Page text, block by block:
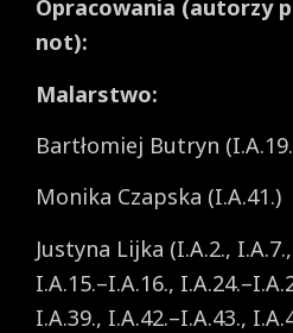
Opracowania (autorzy
not):
Malarstwo:
Bartłomiej Butryn
Monika Czapska (I.A.41.)
Justyna Lijka (I.A.2.,
I.A.15.–I.A.16.,
I.A.39., I.A.42.–I.A.43.,